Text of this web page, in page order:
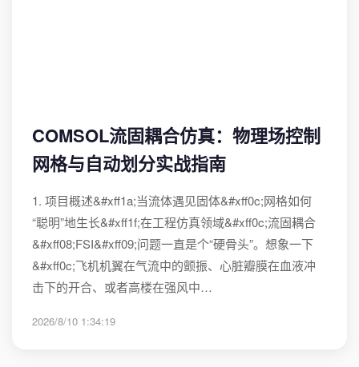
COMSOL流固耦合仿真：物理场控制
网格与自动划分实战指南
1. 项目概述&#xff1a;当流体遇见固体&#xff0c;网格如何
“聪明”地生长&#xff1f;在工程仿真领域&#xff0c;流固耦合
&#xff08;FSI&#xff09;问题一直是个“硬骨头”。想象一下
&#xff0c;飞机机翼在气流中的颤振、心脏瓣膜在血液冲
击下的开合、或者高楼在强风中…
2026/8/10 1:34:19